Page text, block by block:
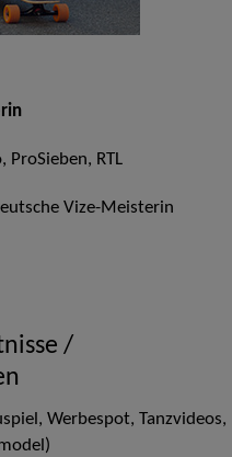
ProSieben, RTL
Vize-Meisterin
/
Werbespot, Tanzvideos,